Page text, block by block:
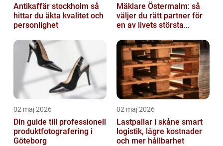
Antikaffär stockholm så
hittar du äkta kvalitet och
personlighet
Mäklare Östermalm: så
väljer du rätt partner för
en av livets största
02 maj 2026
Din guide till professionell
produktfotografering i
Göteborg
02 maj 2026
Lastpallar i skåne smart
logistik, lägre kostnader
och mer hållbarhet